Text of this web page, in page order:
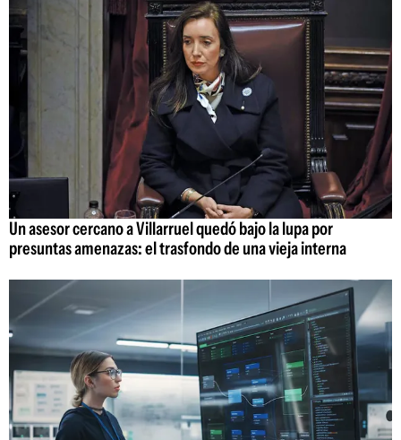
Un asesor cercano a Villarruel quedó bajo la lupa por
presuntas amenazas: el trasfondo de una vieja interna